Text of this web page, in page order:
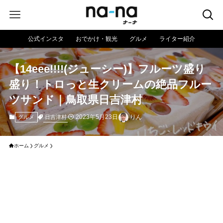
公式インスタ おでかけ・観光 グルメ ライター紹介
【14eee!!!!(ジューシー)】フルーツ盛り
盛り！トロっと生クリームの絶品フルー
ツサンド｜鳥取県日吉津村
グルメ 日吉津村 2023年5月23日 りん
ホーム グルメ